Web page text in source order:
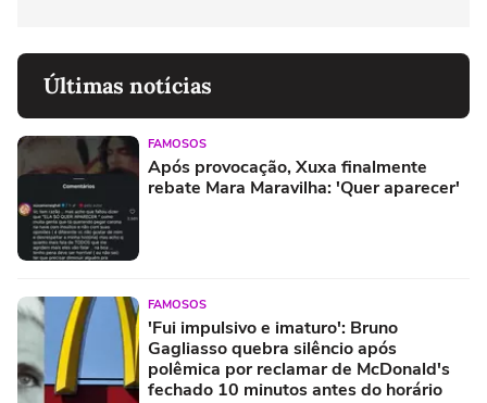
Últimas notícias
FAMOSOS
Após provocação, Xuxa finalmente
rebate Mara Maravilha: 'Quer aparecer'
FAMOSOS
'Fui impulsivo e imaturo': Bruno
Gagliasso quebra silêncio após
polêmica por reclamar de McDonald's
fechado 10 minutos antes do horário